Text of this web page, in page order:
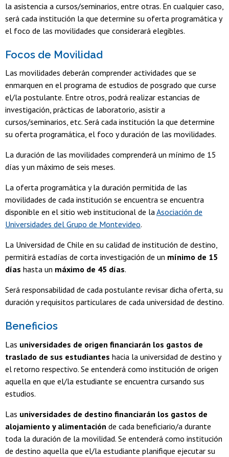
la asistencia a cursos/seminarios, entre otras. En cualquier caso,
será cada institución la que determine su oferta programática y
el foco de las movilidades que considerará elegibles.
Focos de Movilidad
Las movilidades deberán comprender actividades que se
enmarquen en el programa de estudios de posgrado que curse
el/la postulante. Entre otros, podrá realizar estancias de
investigación, prácticas de laboratorio, asistir a
cursos/seminarios, etc. Será cada institución la que determine
su oferta programática, el foco y duración de las movilidades.
La duración de las movilidades comprenderá un mínimo de 15
días y un máximo de seis meses.
La oferta programática y la duración permitida de las
movilidades de cada institución se encuentra se encuentra
disponible en el sitio web institucional de laAsociación de
Universidades del Grupo de Montevideo.
La Universidad de Chile en su calidad de institución de destino,
permitirá estadías de corta investigación de un mínimo de 15
días hasta un máximo de 45 días.
Será responsabilidad de cada postulante revisar dicha oferta, su
duración y requisitos particulares de cada universidad de destino.
Beneficios
Las universidades de origen financiarán los gastos de
traslado de sus estudiantes hacia la universidad de destino y
el retorno respectivo. Se entenderá como institución de origen
aquella en que el/la estudiante se encuentra cursando sus
estudios.
Las universidades de destino financiarán los gastos de
alojamiento y alimentación de cada beneficiario/a durante
toda la duración de la movilidad. Se entenderá como institución
de destino aquella que el/la estudiante planifique ejecutar su